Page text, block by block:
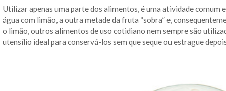
Utilizar apenas uma parte dos alimentos, é uma atividade comum
água com limão, a outra metade da fruta “sobra” e,
o limão, outros alimentos de uso cotidiano nem sempre são
utensílio ideal para conservá-los sem que seque ou estrague